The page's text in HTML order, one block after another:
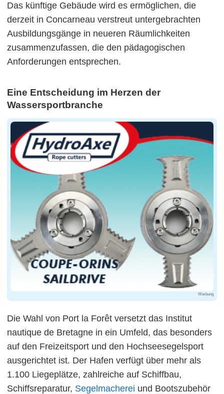
Das künftige Gebäude wird es ermöglichen, die
derzeit in Concarneau verstreut untergebrachten
Ausbildungsgänge in neueren Räumlichkeiten
zusammenzufassen, die den pädagogischen
Anforderungen entsprechen.
Eine Entscheidung im Herzen der
Wassersportbranche
Werbung
Die Wahl von Port la Forêt versetzt das Institut
nautique de Bretagne in ein Umfeld, das besonders
auf den Freizeitsport und den Hochseesegelsport
ausgerichtet ist. Der Hafen verfügt über mehr als
1.100 Liegeplätze, zahlreiche auf Schiffbau,
Schiffsreparatur, Segelmacherei und Bootszubehör